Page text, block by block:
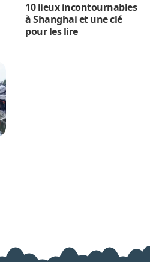
10 lieux incontournables
à Shanghai et une clé
pour les lire